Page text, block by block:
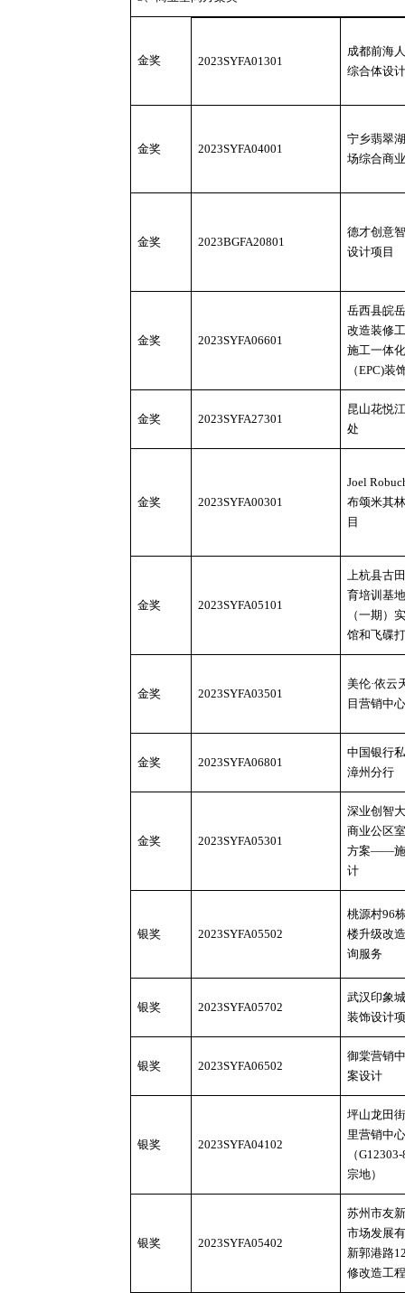
金奖 2023SYFA01301
成都前海
综合体设计
金奖 2023SYFA04001
宁乡翡翠
场综合商
金奖 2023BGFA20801
德才创意
设计项目
金奖 2023SYFA06601
岳西县皖
改造装修
施工一体
（EPC)装
金奖 2023SYFA27301
昆山花悦
处
金奖 2023SYFA00301
Joel
布颂米其
目
金奖 2023SYFA05101
上杭县古
育培训基
（一期）
馆和飞碟
金奖 2023SYFA03501
美伦·依云
目营销中
金奖 2023SYFA06801
中国银行
漳州分行
金奖 2023SYFA05301
深业创智
商业公区
方案——施
计
银奖 2023SYFA05502
桃源村96
楼升级改
询服务
银奖 2023SYFA05702
武汉印象
装饰设计
银奖 2023SYFA06502
御棠营销
案设计
银奖 2023SYFA04102
坪山龙田
里营销中
（
宗地）
银奖 2023SYFA05402
苏州市友
市场发展
新郭港路
修改造工程